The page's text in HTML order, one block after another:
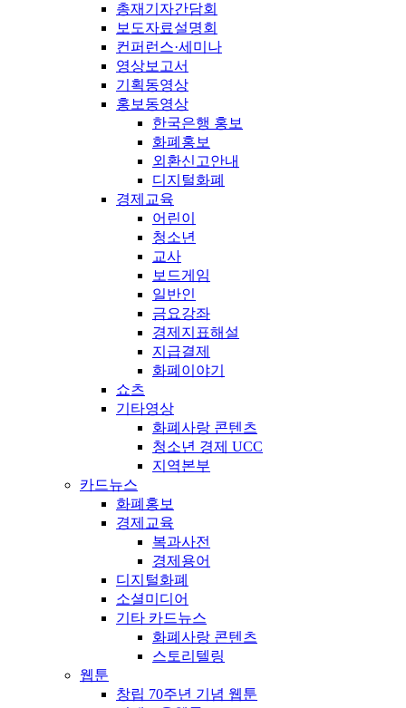
총재기자간담회
보도자료설명회
컨퍼런스·세미나
영상보고서
기획동영상
홍보동영상
한국은행 홍보
화폐홍보
외환신고안내
디지털화폐
경제교육
어린이
청소년
교사
보드게임
일반인
금요강좌
경제지표해설
지급결제
화폐이야기
쇼츠
기타영상
화폐사랑 콘텐츠
청소년 경제 UCC
지역본부
카드뉴스
화폐홍보
경제교육
복과사전
경제용어
디지털화폐
소셜미디어
기타 카드뉴스
화폐사랑 콘텐츠
스토리텔링
웹툰
창립 70주년 기념 웹툰